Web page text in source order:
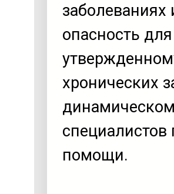
опасность
хронических
помощи.